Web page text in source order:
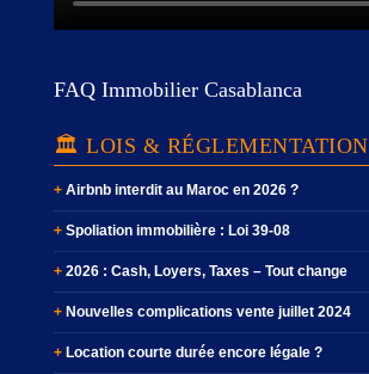
FAQ Immobilier Casablanca
🏛️ LOIS & RÉGLEMENTATION
Airbnb interdit au Maroc en 2026 ?
Spoliation immobilière : Loi 39-08
2026 : Cash, Loyers, Taxes – Tout change
Nouvelles complications vente juillet 2024
Location courte durée encore légale ?